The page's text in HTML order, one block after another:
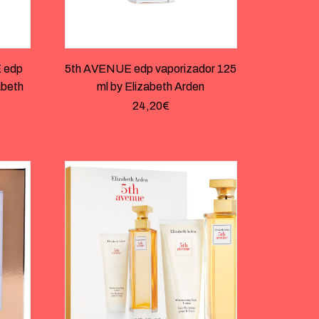
edp
5th AVENUE edp vaporizador 125
ml by Elizabeth Arden
24,20€